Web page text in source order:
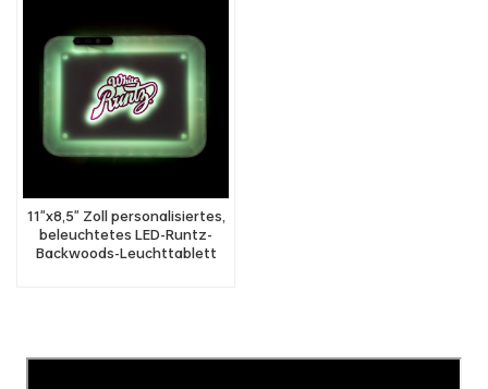
11"x8,5" Zoll personalisiertes,
beleuchtetes LED-Runtz-
Backwoods-Leuchttablett